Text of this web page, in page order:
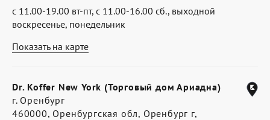
Показать на карте
с 11.00-19.00 вт-пт, с 11.00-16.00 сб., выходной
воскресенье, понедельник
Dr. Koffer New York (Торговый дом Ариадна)
г. Оренбург
460000, Оренбургская обл, Оренбург г,